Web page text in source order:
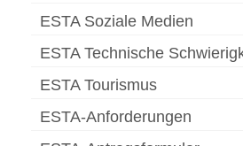
ESTA Soziale Medien
ESTA Technische
ESTA Tourismus
ESTA-Anforderungen